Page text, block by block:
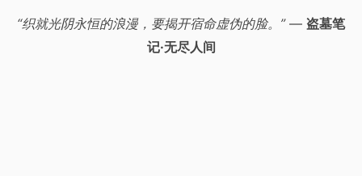
“织就光阴永恒的浪漫，要揭开宿命虚伪的脸。”— 盗墓笔
记·无尽人间